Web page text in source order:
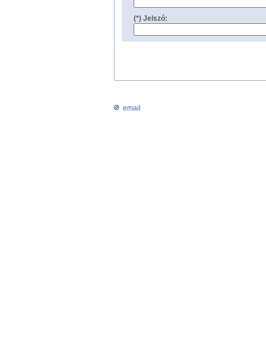
(*) Jelszó:
email